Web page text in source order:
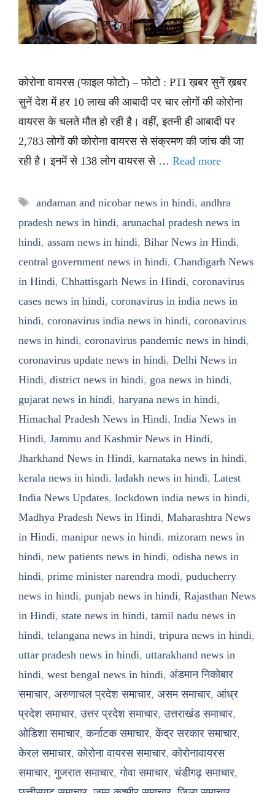
कोरोना वायरस (फाइल फोटो) – फोटो : PTI ख़बर सुनें ख़बर
सुनें देश में हर 10 लाख की आबादी पर चार लोगों की कोरोना
वायरस के चलते मौत हो रही है। वहीं, इतनी ही आबादी पर
2,783 लोगों की कोरोना वायरस से संक्रमण की जांच की जा
रही है। इनमें से 138 लोग वायरस से … Read more
Tags
andaman and nicobar news in hindi, andhra
pradesh news in hindi, arunachal pradesh news in
hindi, assam news in hindi, Bihar News in Hindi,
central government news in hindi, Chandigarh News
in Hindi, Chhattisgarh News in Hindi, coronavirus
cases news in hindi, coronavirus in india news in
hindi, coronavirus india news in hindi, coronavirus
news in hindi, coronavirus pandemic news in hindi,
coronavirus update news in hindi, Delhi News in
Hindi, district news in hindi, goa news in hindi,
gujarat news in hindi, haryana news in hindi,
Himachal Pradesh News in Hindi, India News in
Hindi, Jammu and Kashmir News in Hindi,
Jharkhand News in Hindi, karnataka news in hindi,
kerala news in hindi, ladakh news in hindi, Latest
India News Updates, lockdown india news in hindi,
Madhya Pradesh News in Hindi, Maharashtra News
in Hindi, manipur news in hindi, mizoram news in
hindi, new patients news in hindi, odisha news in
hindi, prime minister narendra modi, puducherry
news in hindi, punjab news in hindi, Rajasthan News
in Hindi, state news in hindi, tamil nadu news in
hindi, telangana news in hindi, tripura news in hindi,
uttar pradesh news in hindi, uttarakhand news in
hindi, west bengal news in hindi, अंडमान निकोबार
समाचार, अरुणाचल प्रदेश समाचार, असम समाचार, आंध्र
प्रदेश समाचार,उत्तर प्रदेश समाचार,उत्तराखंड समाचार,
ओडिशा समाचार,कर्नाटक समाचार,केंद्र सरकार समाचार,
केरल समाचार,कोरोना वायरस समाचार,कोरोनावायरस
समाचार,गुजरात समाचार,गोवा समाचार,चंडीगढ़ समाचार,